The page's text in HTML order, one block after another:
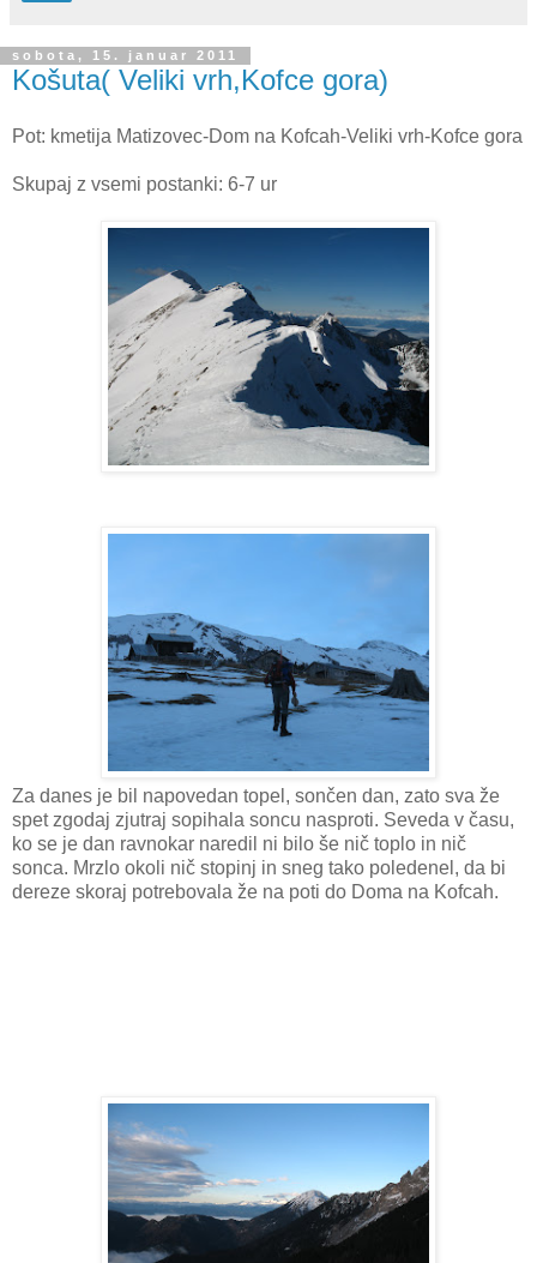
sobota, 15. januar 2011
Košuta( Veliki vrh,Kofce gora)
Pot: kmetija Matizovec-Dom na Kofcah-Veliki vrh-Kofce gora
Skupaj z vsemi postanki: 6-7 ur
Za danes je bil napovedan topel, sončen dan, zato sva že
spet zgodaj zjutraj sopihala soncu nasproti. Seveda v času,
ko se je dan ravnokar naredil ni bilo še nič toplo in nič
sonca. Mrzlo okoli nič stopinj in sneg tako poledenel, da bi
dereze skoraj potrebovala že na poti do Doma na Kofcah.